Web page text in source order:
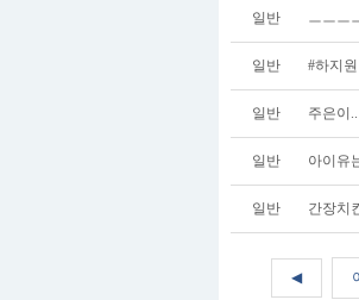
일반 ㅡㅡㅡ
일반 #하지
일반 주은이
일반 아이유
일반 간장치
◀